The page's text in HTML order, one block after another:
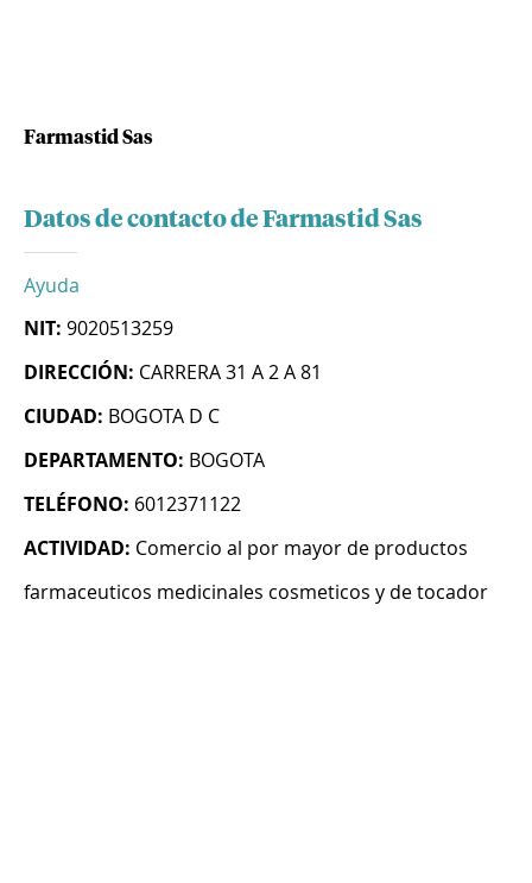
Farmastid Sas
Datos de contacto de Farmastid Sas
Ayuda
NIT: 9020513259
DIRECCIÓN: CARRERA 31 A 2 A 81
CIUDAD: BOGOTA D C
DEPARTAMENTO: BOGOTA
TELÉFONO: 6012371122
ACTIVIDAD: Comercio al por mayor de productos
farmaceuticos medicinales cosmeticos y de tocador